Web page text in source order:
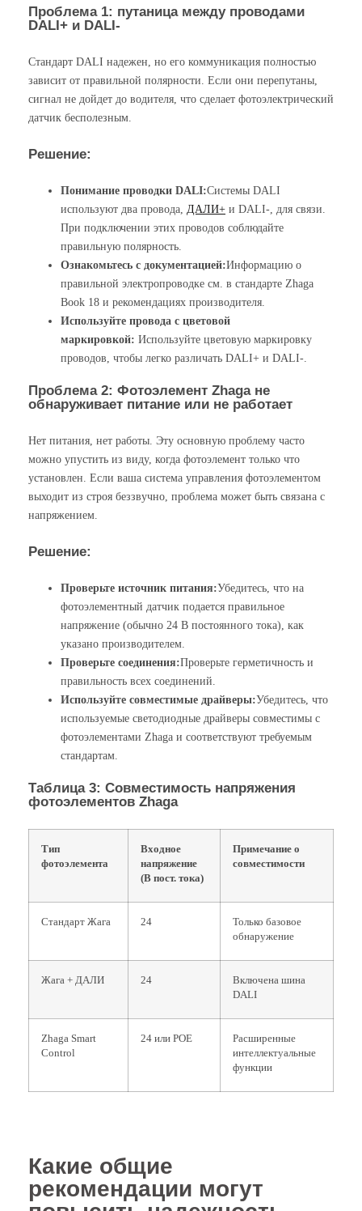
Проблема 1: путаница между проводами
DALI+ и DALI-
Стандарт DALI надежен, но его коммуникация полностью
зависит от правильной полярности. Если они перепутаны,
сигнал не дойдет до водителя, что сделает фотоэлектрический
датчик бесполезным.
Решение:
Понимание проводки DALI:Системы DALI
используют два провода, ДАЛИ+ и DALI-, для связи.
При подключении этих проводов соблюдайте
правильную полярность.
Ознакомьтесь с документацией:Информацию о
правильной электропроводке см. в стандарте Zhaga
Book 18 и рекомендациях производителя.
Используйте провода с цветовой
маркировкой: Используйте цветовую маркировку
проводов, чтобы легко различать DALI+ и DALI-.
Проблема 2: Фотоэлемент Zhaga не
обнаруживает питание или не работает
Нет питания, нет работы. Эту основную проблему часто
можно упустить из виду, когда фотоэлемент только что
установлен. Если ваша система управления фотоэлементом
выходит из строя беззвучно, проблема может быть связана с
напряжением.
Решение:
Проверьте источник питания:Убедитесь, что на
фотоэлементный датчик подается правильное
напряжение (обычно 24 В постоянного тока), как
указано производителем.
Проверьте соединения:Проверьте герметичность и
правильность всех соединений.
Используйте совместимые драйверы:Убедитесь, что
используемые светодиодные драйверы совместимы с
фотоэлементами Zhaga и соответствуют требуемым
стандартам.
Таблица 3: Совместимость напряжения
фотоэлементов Zhaga
Тип
фотоэлемента
Входное
напряжение
(В пост. тока)
Примечание о
совместимости
Стандарт Жага 24
Только базовое
обнаружение
Жага + ДАЛИ 24
Включена шина
DALI
Zhaga Smart
Control
24 или POE
Расширенные
интеллектуальные
функции
Какие общие
рекомендации могут